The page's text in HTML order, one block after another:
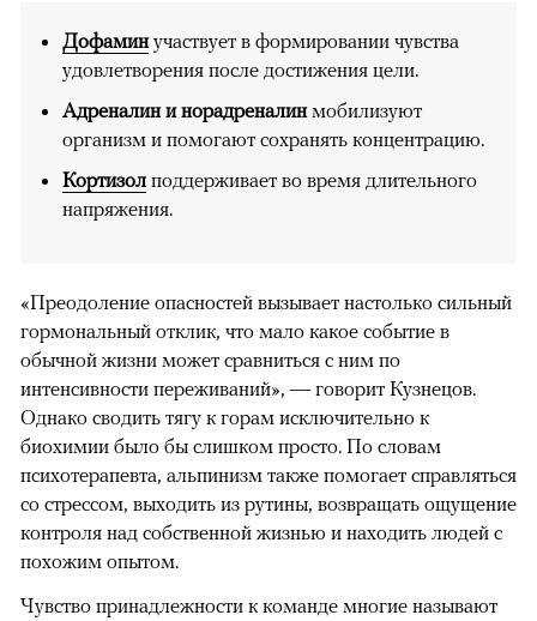
Дофаминучаствует в формировании чувства
удовлетворения после достижения цели.
Адреналин и норадреналинмобилизуют
организм и помогают сохранять концентрацию.
Кортизол поддерживает во время длительного
напряжения.
«Преодоление опасностей вызывает настолько сильный
гормональный отклик, что мало какое событие в
обычной жизни может сравниться с ним по
интенсивности переживаний», — говорит Кузнецов.
Однако сводить тягу к горам исключительно к
биохимии было бы слишком просто. По словам
психотерапевта, альпинизм также помогает справляться
со стрессом, выходить из рутины, возвращать ощущение
контроля над собственной жизнью и находить людей с
похожим опытом.
Чувство принадлежности к команде многие называют